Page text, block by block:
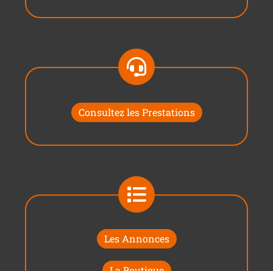
Consultez les Prestations
Les Annonces